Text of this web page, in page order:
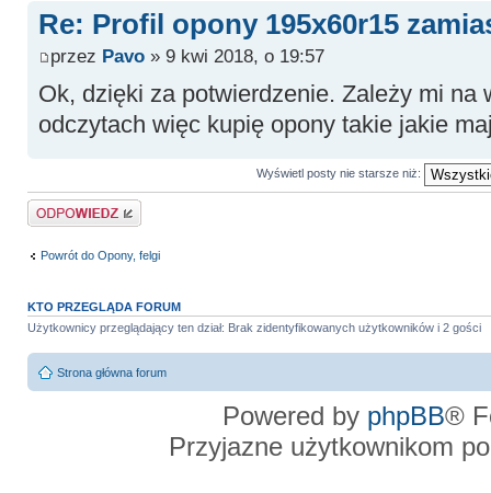
Re: Profil opony 195x60r15
przez Pavo» 9 kwi 2018, o 19:57
Ok, dzięki za potwierdzenie. Zależy mi na
odczytach więc kupię opony takie jakie
Wyświetl posty nie starsze niż:
Odpowiedz
Powrót do Opony, felgi
KTO PRZEGLĄDA FORUM
Użytkownicy przeglądający ten dział: Brak zidentyfikowanych użytkowników i 2 gości
Strona główna forum
Powered by phpBB®
Przyjazne użytkownikom